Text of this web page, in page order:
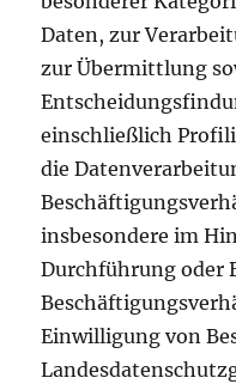
Daten, zur
zur Übermittlung
einschließlich
die
insbesondere im
Durchführung oder
Einwilligung von